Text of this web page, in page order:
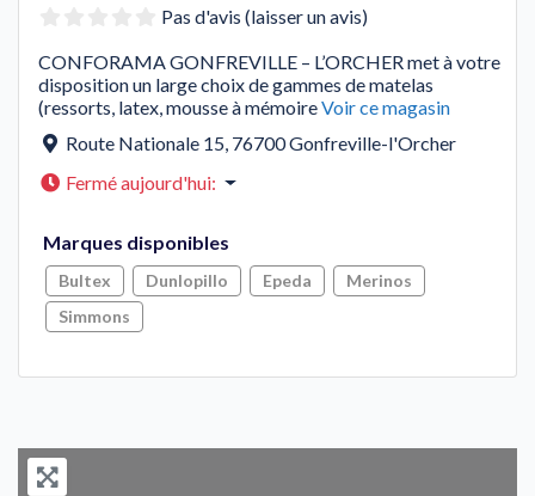
Pas d'avis (laisser un avis)
CONFORAMA GONFREVILLE – L’ORCHER met à votre
disposition un large choix de gammes de matelas
(ressorts, latex, mousse à mémoireVoir ce magasin
Route Nationale 15, 76700Gonfreville-l'Orcher
Fermé aujourd'hui:
Marques disponibles
Bultex Dunlopillo Epeda
Merinos
Simmons